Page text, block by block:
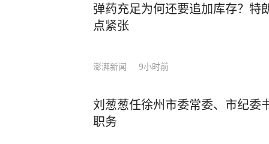
弹药充足为何还要追加库存？特
点紧张
澎湃新闻 9小时前
刘葱葱任徐州市委常委、市纪委
职务